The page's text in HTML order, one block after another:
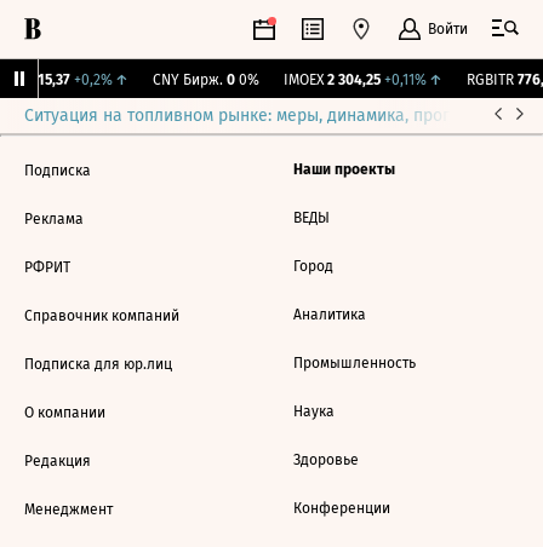
Войти
115,37 +0,2%↑ CNY Бирж. 0 0% IMOEX 2 304,25 +0,11%↑ RGBITR
Ситуация на топливном рынке: меры, динамика, прогнозы
Подписка
Реклама
РФРИТ
Справочник компаний
Подписка для юр.лиц
О компании
Редакция
Менеджмент
Наши проекты
ВЕДЫ
Город
Аналитика
Промышленность
Наука
Здоровье
Конференции